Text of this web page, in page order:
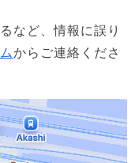
など、情報に誤り
からご連絡くださ